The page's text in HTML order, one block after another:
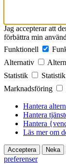
Jag accepterar att
förbättra min
Funktionell
Alternativ
Statistik
Statistik
Marknadsföring
Hantera
Hantera
Hantera
Läs mer om
Acceptera Neka
preferenser